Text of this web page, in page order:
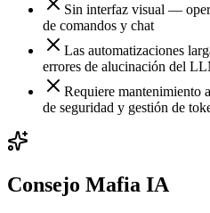
Sin interfaz visual —
de comandos y chat
Las automatizaciones
errores de alucinación del
Requiere mantenimiento
de seguridad y gestión de
Consejo Mafia IA